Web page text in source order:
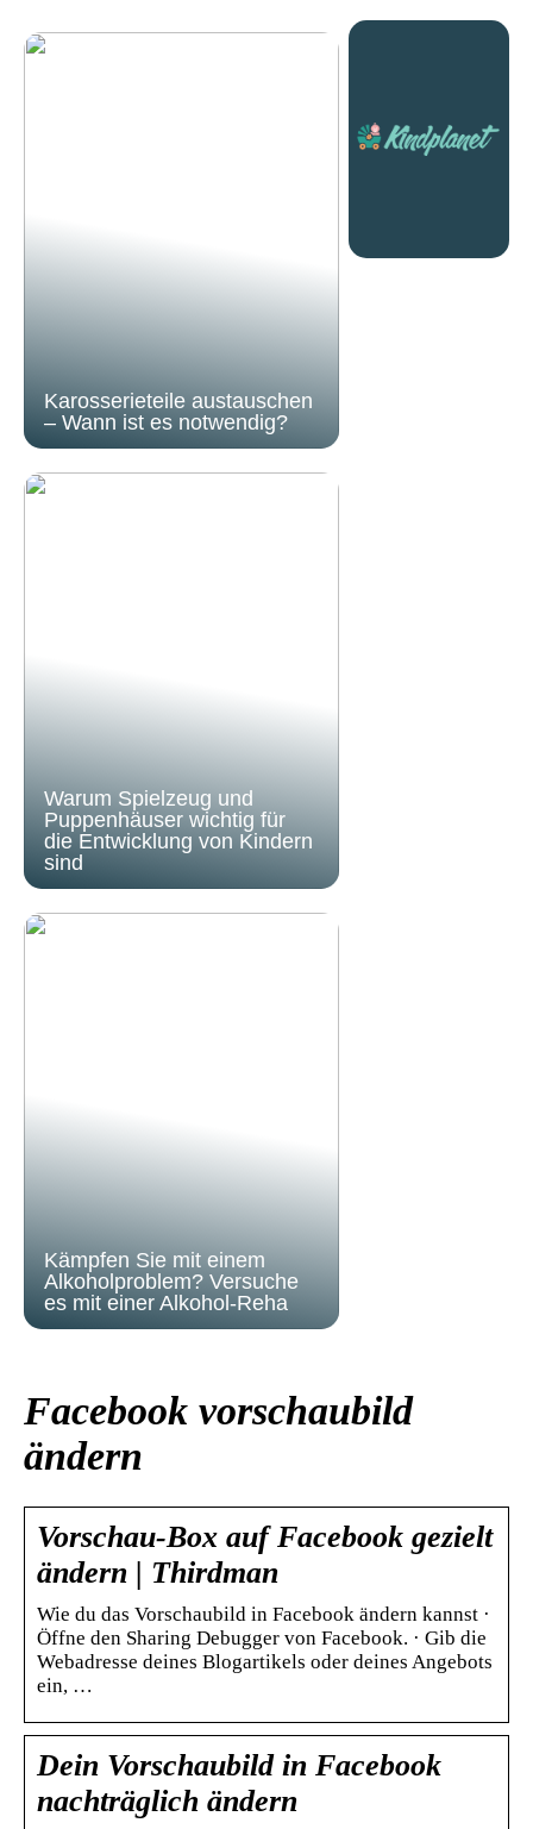
Karosserieteile austauschen
– Wann ist es notwendig?
Warum Spielzeug und
Puppenhäuser wichtig für
die Entwicklung von Kindern
sind
Kämpfen Sie mit einem
Alkoholproblem? Versuche
es mit einer Alkohol-Reha
Facebook vorschaubild
ändern
Vorschau-Box auf Facebook gezielt
ändern | Thirdman
Wie du das Vorschaubild in Facebook ändern kannst ·
Öffne den Sharing Debugger von Facebook. · Gib die
Webadresse deines Blogartikels oder deines Angebots
ein, …
Dein Vorschaubild in Facebook
nachträglich ändern